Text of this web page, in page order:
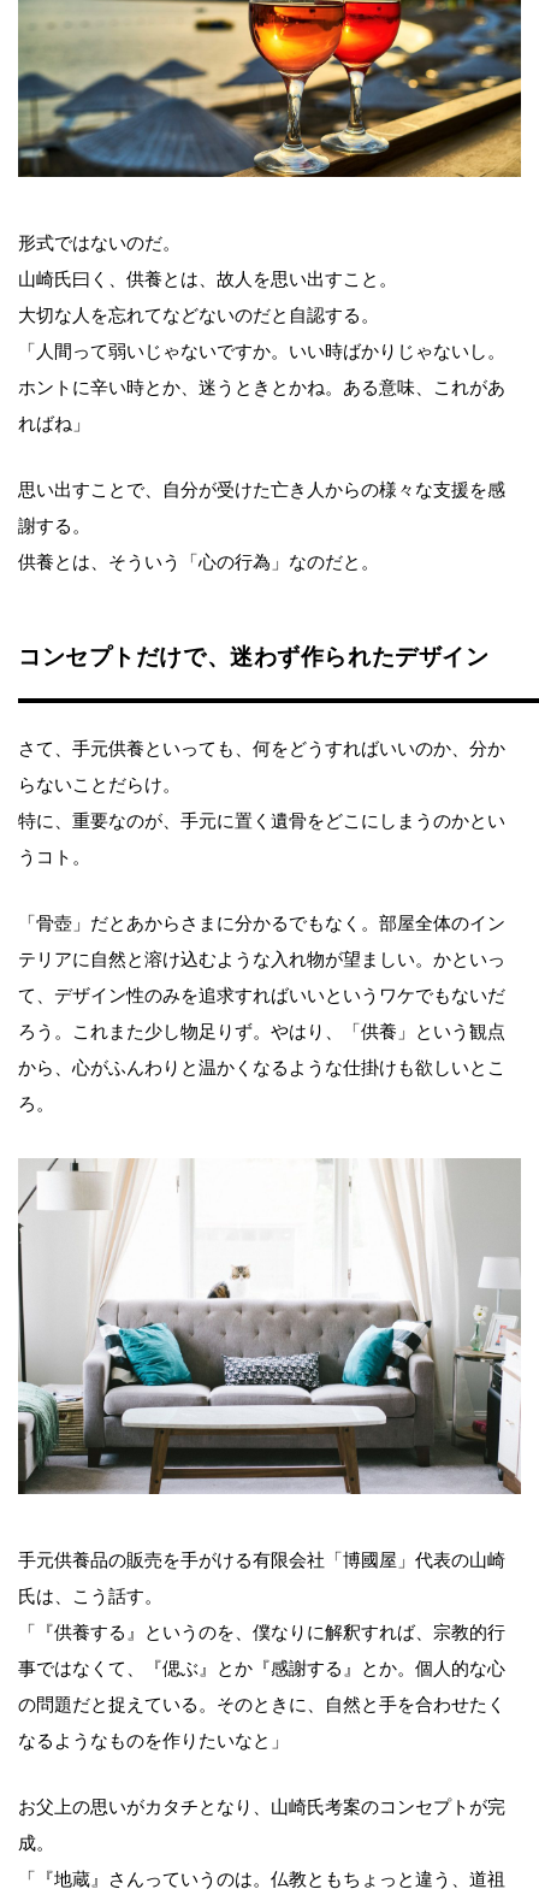
形式ではないのだ。
山崎氏曰く、供養とは、故人を思い出すこと。
大切な人を忘れてなどないのだと自認する。
「人間って弱いじゃないですか。いい時ばかりじゃないし。
ホントに辛い時とか、迷うときとかね。ある意味、これがあ
ればね」
思い出すことで、自分が受けた亡き人からの様々な支援を感
謝する。
供養とは、そういう「心の行為」なのだと。
コンセプトだけで、迷わず作られたデザイン
さて、手元供養といっても、何をどうすればいいのか、分か
らないことだらけ。
特に、重要なのが、手元に置く遺骨をどこにしまうのかとい
うコト。
「骨壺」だとあからさまに分かるでもなく。部屋全体のイン
テリアに自然と溶け込むような入れ物が望ましい。かといっ
て、デザイン性のみを追求すればいいというワケでもないだ
ろう。これまた少し物足りず。やはり、「供養」という観点
から、心がふんわりと温かくなるような仕掛けも欲しいとこ
ろ。
手元供養品の販売を手がける有限会社「博國屋」代表の山崎
氏は、こう話す。
「『供養する』というのを、僕なりに解釈すれば、宗教的行
事ではなくて、『偲ぶ』とか『感謝する』とか。個人的な心
の問題だと捉えている。そのときに、自然と手を合わせたく
なるようなものを作りたいなと」
お父上の思いがカタチとなり、山崎氏考案のコンセプトが完
成。
「『地蔵』さんっていうのは。仏教ともちょっと違う、道祖